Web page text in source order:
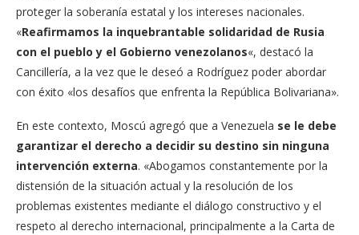
proteger la soberanía estatal y los intereses nacionales.
«Reafirmamos la inquebrantable solidaridad de Rusia
con el pueblo y el Gobierno venezolanos«, destacó la
Cancillería, a la vez que le deseó a Rodríguez poder abordar
con éxito «los desafíos que enfrenta la República Bolivariana».
En este contexto, Moscú agregó que a Venezuela se le debe
garantizar el derecho a decidir su destino sin ninguna
intervención externa. «Abogamos constantemente por la
distensión de la situación actual y la resolución de los
problemas existentes mediante el diálogo constructivo y el
respeto al derecho internacional, principalmente a la Carta de